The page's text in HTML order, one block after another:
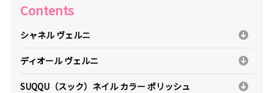
Contents
シャネル ヴェルニ
ディオール ヴェルニ
SUQQU（スック）ネイル カラー ポリッシュ